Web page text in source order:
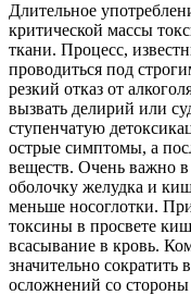
Длительное
критической массы
ткани. Процесс,
проводиться под
резкий отказ от
вызвать делирий или
ступенчатую
острые симптомы, а
веществ. Очень важно
оболочку желудка и
меньше носоглотки.
токсины в просвете
всасывание в кровь.
значительно сократить
осложнений со